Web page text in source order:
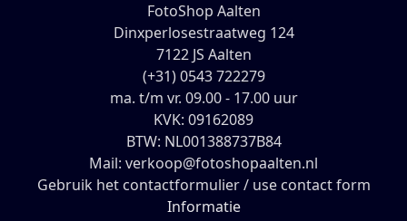
FotoShop Aalten
Dinxperlosestraatweg 124
7122 JS Aalten
(+31) 0543 722279
ma. t/m vr. 09.00 - 17.00 uur
KVK: 09162089
BTW: NL001388737B84
Mail: verkoop@fotoshopaalten.nl
Gebruik het contactformulier / use contact form
Informatie